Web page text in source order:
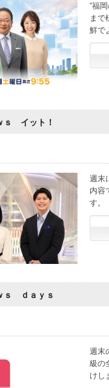
“福
まで
鮮で
ｓ イット！
週末
内容
す。
ｓ ｄａｙｓ
週末
級の
けし